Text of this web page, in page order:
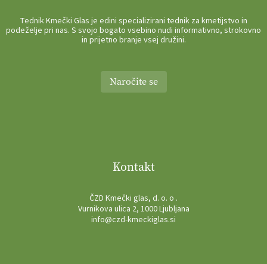
Tednik Kmečki Glas je edini specializirani tednik za kmetijstvo in
podeželje pri nas. S svojo bogato vsebino nudi informativno, strokovno
in prijetno branje vsej družini.
Naročite se
Kontakt
ČZD Kmečki glas, d. o. o .
Vurnikova ulica 2, 1000 Ljubljana
info@czd-kmeckiglas.si